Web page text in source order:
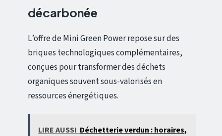
décarbonée
L’offre de Mini Green Power repose sur des
briques technologiques complémentaires,
conçues pour transformer des déchets
organiques souvent sous-valorisés en
ressources énergétiques.
LIRE AUSSI Déchetterie verdun : horaires,